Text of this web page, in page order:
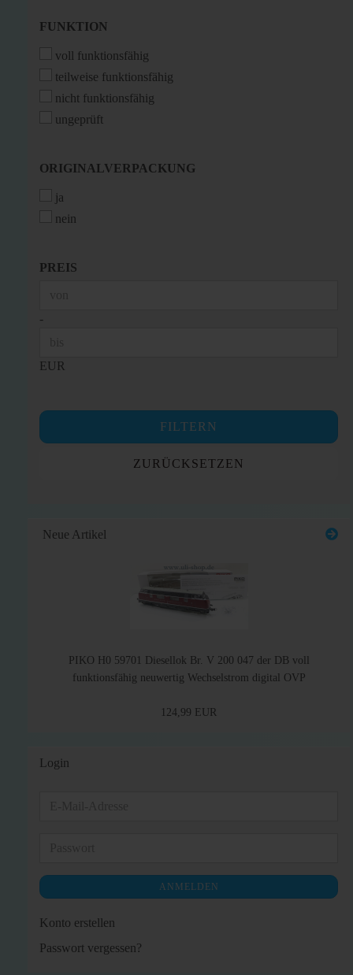
FUNKTION
FUNKTION
voll funktionsfähig
teilweise funktionsfähig
nicht funktionsfähig
ungeprüft
ORIGINALVERPACKUNG
ORIGINALVERPACKUNG
ja
nein
PREIS
PREIS
-
EUR
FILTERN
ZURÜCKSETZEN
Neue Artikel
PIKO H0 59701 Diesellok Br. V 200 047 der DB voll
funktionsfähig neuwertig Wechselstrom digital OVP
124,99 EUR
Login
ANMELDEN
Konto erstellen
Passwort vergessen?